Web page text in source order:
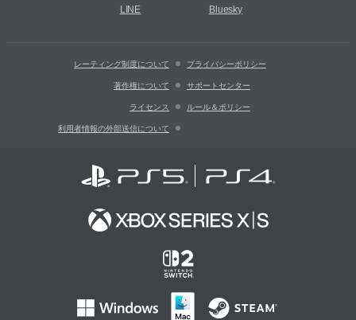
LINE Bluesky
レーティング制度について プライバシーポリシー
著作権について サポートセンター
ライセンス ルール＆ポリシー
利用者情報の外部送信について